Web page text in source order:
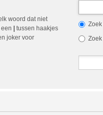
woord dat niet
tussen haakjes
joker voor